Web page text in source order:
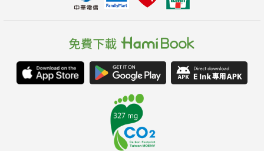
者及個體公民，如何因應動態複雜系統的實用建議與智慧領悟，
共行政學系副教授蕭乃沂
●系統思考是動態的、整體的、化繁為簡的思考模式，讓管理者
問題根本，而本書是引導大家一窺系統思考的入門。——陳勁
甫，元智大學社會暨政策科學系教授